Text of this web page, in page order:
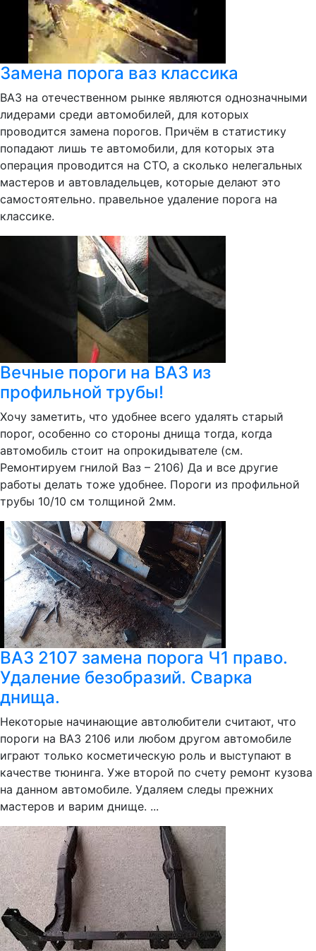
Замена порога ваз классика
ВАЗ на отечественном рынке являются однозначными
лидерами среди автомобилей, для которых
проводится замена порогов. Причём в статистику
попадают лишь те автомобили, для которых эта
операция проводится на СТО, а сколько нелегальных
мастеров и автовладельцев, которые делают это
самостоятельно. правельное удаление порога на
классике.
Вечные пороги на ВАЗ из
профильной трубы!
Хочу заметить, что удобнее всего удалять старый
порог, особенно со стороны днища тогда, когда
автомобиль стоит на опрокидывателе (см.
Ремонтируем гнилой Ваз – 2106) Да и все другие
работы делать тоже удобнее. Пороги из профильной
трубы 10/10 см толщиной 2мм.
ВАЗ 2107 замена порога Ч1 право.
Удаление безобразий. Сварка
днища.
Некоторые начинающие автолюбители считают, что
пороги на ВАЗ 2106 или любом другом автомобиле
играют только косметическую роль и выступают в
качестве тюнинга. Уже второй по счету ремонт кузова
на данном автомобиле. Удаляем следы прежних
мастеров и варим днище. ...